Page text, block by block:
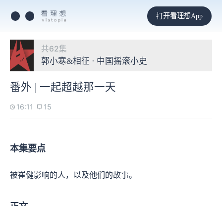
打开看理想App
共62集
郭小寒&相征 · 中国摇滚小史
番外 | 一起超越那一天
16:11 15
本集要点
被崔健影响的人，以及他们的故事。